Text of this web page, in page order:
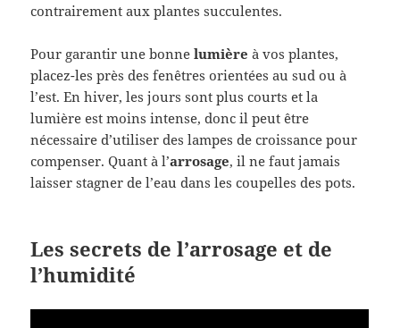
contrairement aux plantes succulentes.
Pour garantir une bonnelumière à vos plantes,
placez-les près des fenêtres orientées au sud ou à
l’est. En hiver, les jours sont plus courts et la
lumière est moins intense, donc il peut être
nécessaire d’utiliser des lampes de croissance pour
compenser. Quant à l’arrosage, il ne faut jamais
laisser stagner de l’eau dans les coupelles des pots.
Les secrets de l’arrosage et de
l’humidité